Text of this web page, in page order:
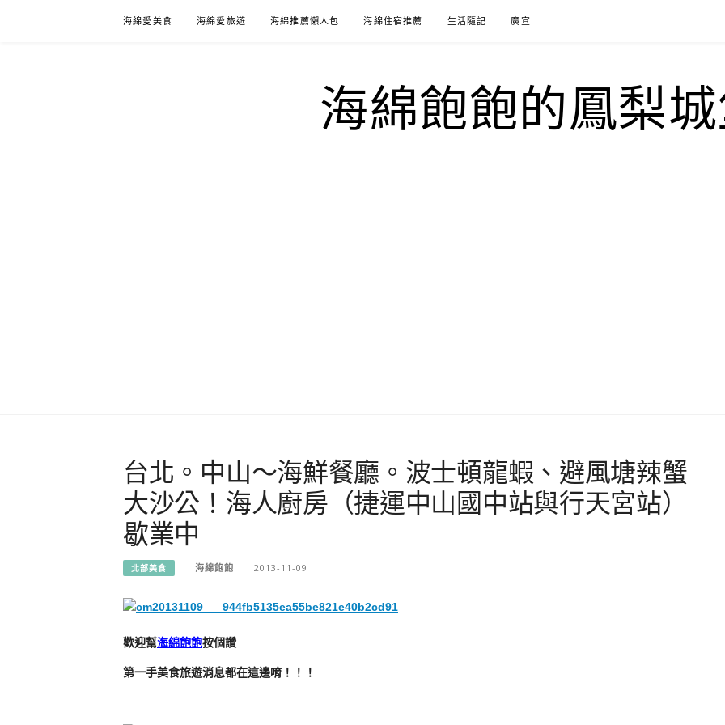
海綿愛美食 海綿愛旅遊 海綿推薦懶人包 海綿住宿推薦 生活隨記 廣宣
海綿飽飽的鳳梨
台北。中山～海鮮餐廳。波士頓龍蝦、避風塘辣蟹
大沙公！海人廚房（捷運中山國中站與行天宮站）
歇業中
北部美食 海綿飽飽 2013-11-09
歡迎幫海綿飽飽按個讚
第一手美食旅遊消息都在這邊唷！！！